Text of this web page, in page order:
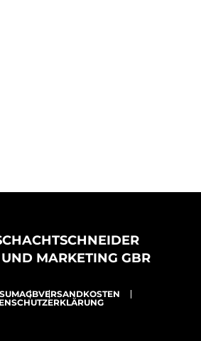
MARKETING GBR
AGBVERSANDKOSTEN